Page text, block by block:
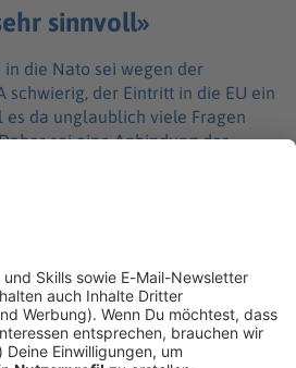
sinnvoll»
die Nato sei wegen der
schwierig, der Eintritt in die EU ein
es da unglaublich viele Fragen
sei eine Anbindung der
- als derzeit größte Armeen
Verteidigungsstrukturen
sei es zudem weiterhin richtig,
unterstützte, auch wenn